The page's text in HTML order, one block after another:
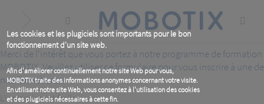
Les cookies et les plugiciels sont importants pour le bon
fonctionnement d'un site web.
Afin d'améliorer continuellement notre site Web pour vous,
MOBOTIX traite des informations anonymes concernant votre visite.
En utilisant notre site Web, vous consentez à l'utilisation des cookies
et des plugiciels nécessaires à cette fin.
content
Merci de l'intérêt que vous portez à notre programme de formation
MOBOTIX. Veuillez utiliser ce formulaire pour vous inscrire à une de
nos formations.
L’inscription est facile :